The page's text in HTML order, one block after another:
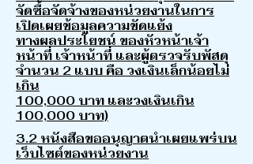
จัดซื้อจัดจ้างของหน่วยงานในการ
เปิดเผยข้อมูลความขัดแย้ง
ทางผลประโยชน์ ของหัวหน้าเจ้า
หน้าที่ เจ้าหน้าที่ และผู้ตรวจรับพัสดุ
จำนวน 2 แบบ คือ วงเงินเล็กน้อยไม่
เกิน
100,000 บาท และวงเงินเกิน
100,000 บาท)
3.2 หนังสือขออนุญาตนำเผยแพร่บน
เว็บไซต์ของหน่วยงาน